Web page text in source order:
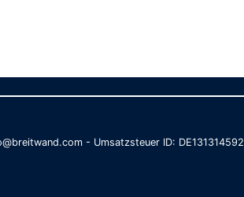
- Umsatzsteuer ID: DE131314592